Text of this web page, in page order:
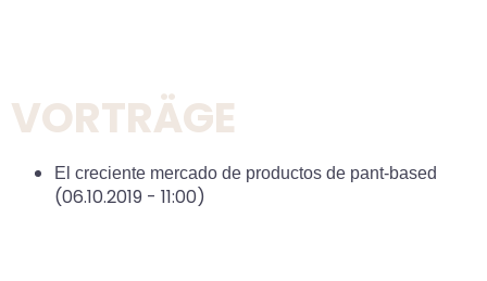
VORTRÄGE
El creciente mercado de productos de pant-based
(06.10.2019 - 11:00)